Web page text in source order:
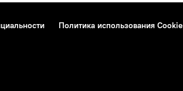
Политика использования Cookie